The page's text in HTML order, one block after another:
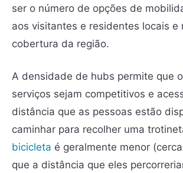
ser o número de opções de
aos visitantes e residentes locais e
cobertura da região.
A densidade de hubs permite que
serviços sejam competitivos e
distância que as pessoas estão
caminhar para recolher uma
bicicleta é geralmente menor
que a distância que eles